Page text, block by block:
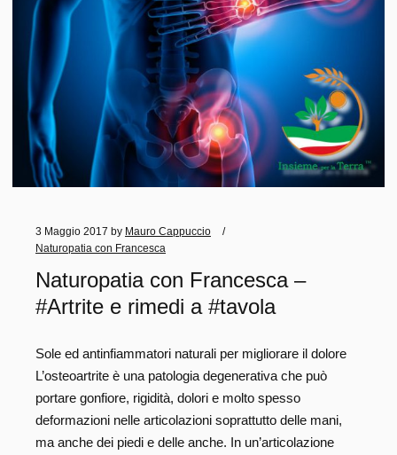
3 Maggio 2017 by Mauro Cappuccio
Naturopatia con Francesca
Naturopatia con Francesca –
#Artrite e rimedi a #tavola
Sole ed antinfiammatori naturali per migliorare il dolore
L’osteoartrite è una patologia degenerativa che può
portare gonfiore, rigidità, dolori e molto spesso
deformazioni nelle articolazioni soprattutto delle mani,
ma anche dei piedi e delle anche. In un’articolazione